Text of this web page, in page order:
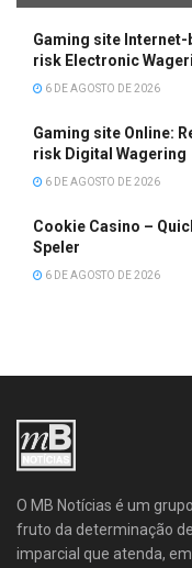
Gaming site
risk Electronic
6 DE AGOSTO DE 2026
Gaming site Online:
risk Digital Wagering
6 DE AGOSTO DE 2026
Cookie Casino –
Speler
6 DE AGOSTO DE 2026
O MB Notícias é um
fruto da determinação
imparcial que atenda,